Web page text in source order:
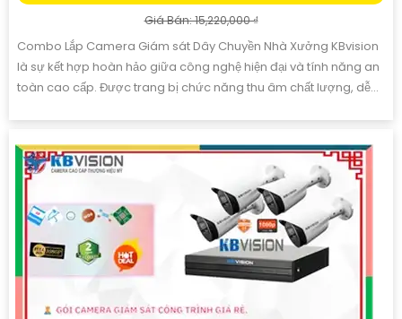
Giá Bán: 15,220,000 ₫
Combo Lắp Camera Giám sát Dây Chuyền Nhà Xưởng KBvision
là sự kết hợp hoàn hảo giữa công nghệ hiện đại và tính năng an
toàn cao cấp. Được trang bị chức năng thu âm chất lượng, dễ...